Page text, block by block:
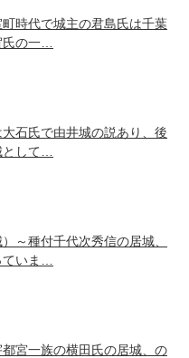
時代で城主の君島氏は千葉
の一…
石氏で由井城の説あり、後
して…
～種付千代次秀信の居城、
いま…
宮一族の横田氏の居城、の